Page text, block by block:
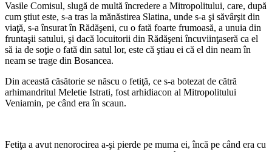
Vasile Comisul, slugă de multă încredere a Mitropolitului, care, după
cum ştiut este, s-a tras la mănăstirea Slatina, unde s-a şi săvârşit din
viaţă, s-a însurat în Rădăşeni, cu o fată foarte frumoasă, a unuia din
fruntaşii satului, şi dacă locuitorii din Ră­dăşeni încuviinţaseră ca el
să ia de soţie o fată din satul lor, este că ştiau ei că el din neam în
neam se trage din Bosancea.
Din această căsătorie se născu o fe­tiţă, ce s-a botezat de cătră
arhimandritul Meletie Istrati, fost arhidiacon al Mitropolitului
Veniamin, pe când era în scaun.
Fetiţa a avut nenorocirea a-şi pierde pe muma ei, încă pe când era cu